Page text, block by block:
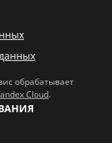
обрабатывает
Cloud.